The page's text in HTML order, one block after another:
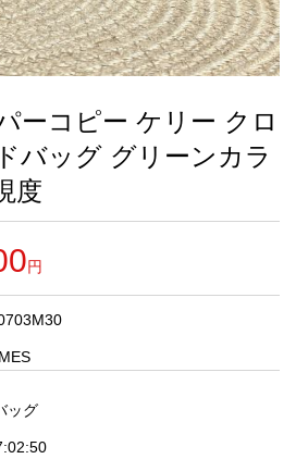
ーコピー ケリー クロ
バッグ グリーンカラ
度
円
ッグ